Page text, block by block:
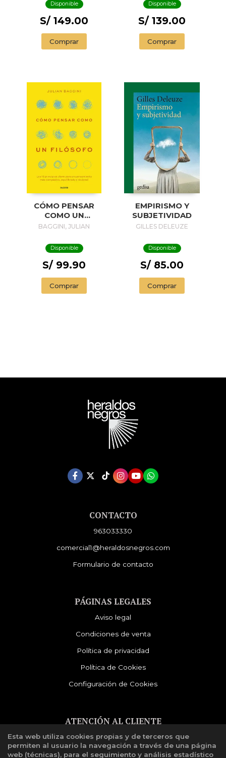
Disponible
S/ 149.00
Comprar
Disponible
S/ 139.00
Comprar
CÓMO PENSAR
COMO UN
FILÓSOFO
BAGGINI, JULIAN
Disponible
S/ 99.90
Comprar
EMPIRISMO Y
SUBJETIVIDAD
GILLES DELEUZE
Disponible
S/ 85.00
Comprar
CONTACTO
963033330
comercial1@heraldosnegros.com
Formulario de contacto
PÁGINAS LEGALES
Aviso legal
Condiciones de venta
Política de privacidad
Política de Cookies
Configuración de Cookies
ATENCIÓN AL CLIENTE
Quiénes somos
Libro de reclamaciones
Esta web utiliza cookies propias y de terceros que
permiten al usuario la navegación a través de una página
web (técnicas), para el seguimiento y análisis estadístico